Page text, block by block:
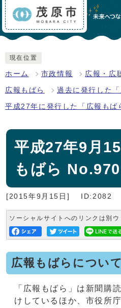
現在位置
ホーム 市政情報 広報・広
広報もばら 過去に発行した「
平成27年に発行した「広報もば
平成27年9月
もばら No.970
[2015年9月15日] ID:2082
ソーシャルサイトへのリンクは別
広報もばらについて
「広報もばら」は新聞購
けしているほか、市役所